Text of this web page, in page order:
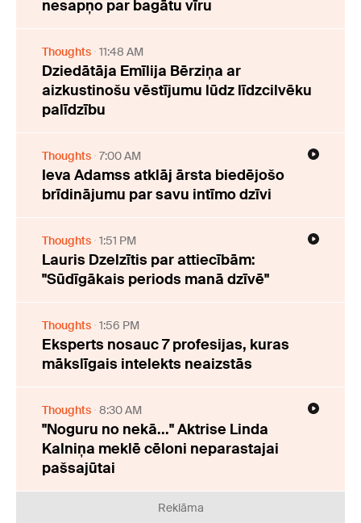
nesapņo par bagātu vīru
Thoughts 11:48 AM
Dziedātāja Emīlija Bērziņa ar
aizkustinošu vēstījumu lūdz līdzcilvēku
palīdzību
Thoughts 7:00 AM
Ieva Adamss atklāj ārsta biedējošo
brīdinājumu par savu intīmo dzīvi
Thoughts 1:51 PM
Lauris Dzelzītis par attiecībām:
"Sūdīgākais periods manā dzīvē"
Thoughts 1:56 PM
Eksperts nosauc 7 profesijas, kuras
mākslīgais intelekts neaizstās
Thoughts 8:30 AM
"Noguru no nekā..." Aktrise Linda
Kalniņa meklē cēloni neparastajai
pašsajūtai
Reklāma